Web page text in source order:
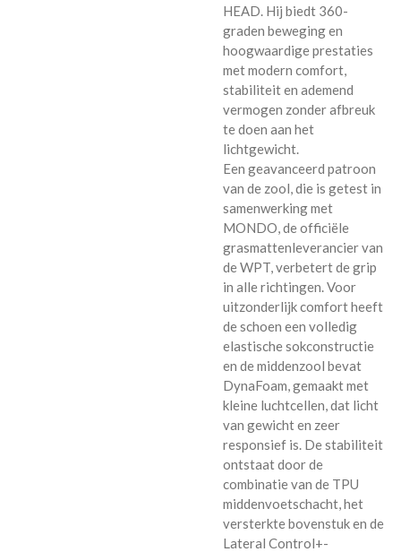
HEAD. Hij biedt 360-
graden beweging en
hoogwaardige prestaties
met modern comfort,
stabiliteit en ademend
vermogen zonder afbreuk
te doen aan het
lichtgewicht.
Een geavanceerd patroon
van de zool, die is getest in
samenwerking met
MONDO, de officiële
grasmattenleverancier van
de WPT, verbetert de grip
in alle richtingen. Voor
uitzonderlijk comfort heeft
de schoen een volledig
elastische sokconstructie
en de middenzool bevat
DynaFoam, gemaakt met
kleine luchtcellen, dat licht
van gewicht en zeer
responsief is. De stabiliteit
ontstaat door de
combinatie van de TPU
middenvoetschacht, het
versterkte bovenstuk en de
Lateral Control+-